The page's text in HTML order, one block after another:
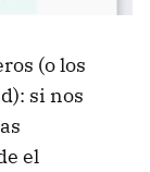
(o los
si nos
el